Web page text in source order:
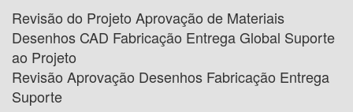
Revisão do Projeto Aprovação de Materiais
Desenhos CAD Fabricação Entrega Global Suporte
ao Projeto
Revisão Aprovação Desenhos Fabricação Entrega
Suporte